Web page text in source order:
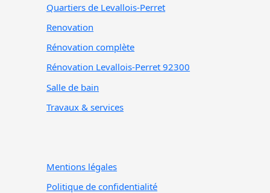
Quartiers de Levallois-Perret
Renovation
Rénovation complète
Rénovation Levallois-Perret 92300
Salle de bain
Travaux & services
Mentions légales
Politique de confidentialité